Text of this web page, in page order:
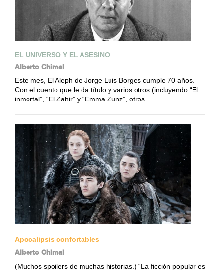
EL UNIVERSO Y EL ASESINO
Alberto Chimal
Este mes, El Aleph de Jorge Luis Borges cumple 70 años.
Con el cuento que le da título y varios otros (incluyendo “El
inmortal”, “El Zahir” y “Emma Zunz”, otros…
Apocalipsis confortables
Alberto Chimal
(Muchos spoilers de muchas historias.) “La ficción popular es